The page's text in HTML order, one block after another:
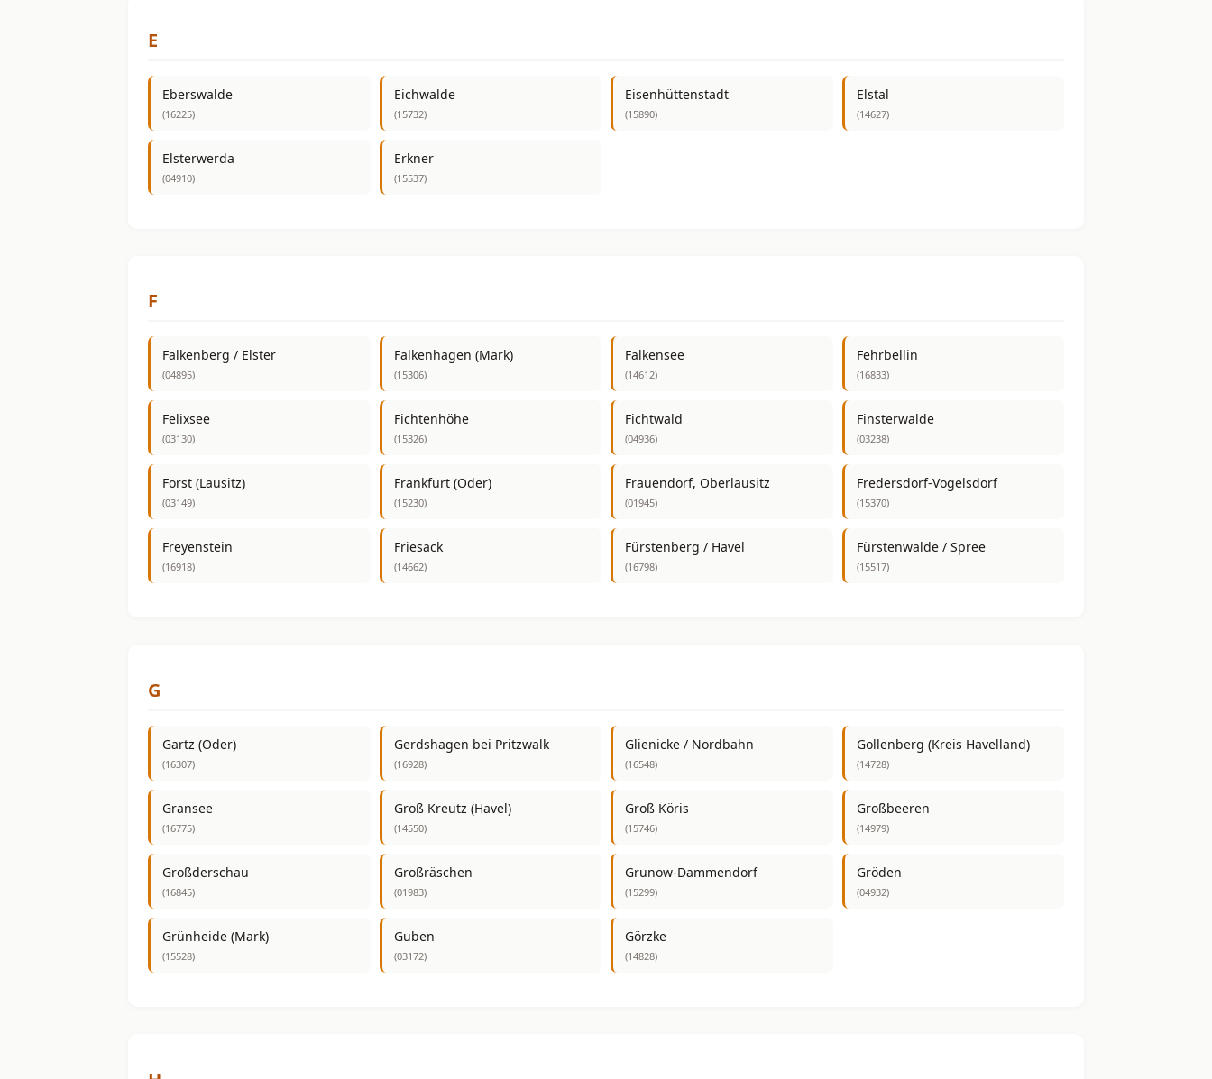
E
Eberswalde
(16225)
Eichwalde
(15732)
Eisenhüttenstadt
(15890)
Elstal
(14627)
Elsterwerda
(04910)
Erkner
(15537)
F
Falkenberg / Elster
(04895)
Falkenhagen (Mark)
(15306)
Falkensee
(14612)
Fehrbellin
(16833)
Felixsee
(03130)
Fichtenhöhe
(15326)
Fichtwald
(04936)
Finsterwalde
(03238)
Forst (Lausitz)
(03149)
Frankfurt (Oder)
(15230)
Frauendorf, Oberlausitz
(01945)
Fredersdorf-Vogelsdorf
(15370)
Freyenstein
(16918)
Friesack
(14662)
Fürstenberg / Havel
(16798)
Fürstenwalde / Spree
(15517)
G
Gartz (Oder)
(16307)
Gerdshagen bei Pritzwalk
(16928)
Glienicke / Nordbahn
(16548)
Gollenberg (Kreis Havelland)
(14728)
Gransee
(16775)
Groß Kreutz (Havel)
(14550)
Groß Köris
(15746)
Großbeeren
(14979)
Großderschau
(16845)
Großräschen
(01983)
Grunow-Dammendorf
(15299)
Gröden
(04932)
Grünheide (Mark)
(15528)
Guben
(03172)
Görzke
(14828)